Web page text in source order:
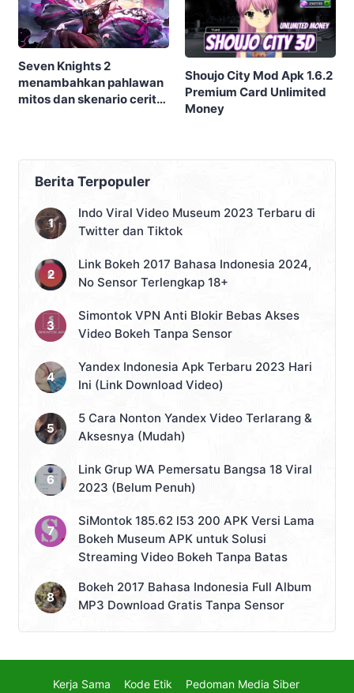
Seven Knights 2
menambahkan pahlawan
mitos dan skenario cerita
Shoujo City Mod Apk 1.6.2
Premium Card Unlimited
Money
Berita Terpopuler
Indo Viral Video Museum 2023 Terbaru di
Twitter dan Tiktok
Link Bokeh 2017 Bahasa Indonesia 2024,
No Sensor Terlengkap 18+
Simontok VPN Anti Blokir Bebas Akses
Video Bokeh Tanpa Sensor
Yandex Indonesia Apk Terbaru 2023 Hari
Ini (Link Download Video)
5 Cara Nonton Yandex Video Terlarang &
Aksesnya (Mudah)
Link Grup WA Pemersatu Bangsa 18 Viral
2023 (Belum Penuh)
SiMontok 185.62 l53 200 APK Versi Lama
Bokeh Museum APK untuk Solusi
Streaming Video Bokeh Tanpa Batas
Bokeh 2017 Bahasa Indonesia Full Album
MP3 Download Gratis Tanpa Sensor
Kerja Sama Kode Etik Pedoman Media Siber